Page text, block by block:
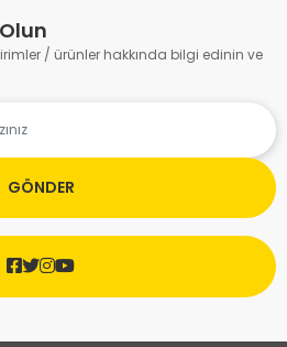
/ ürünler hakkında bilgi edinin ve
GÖNDER